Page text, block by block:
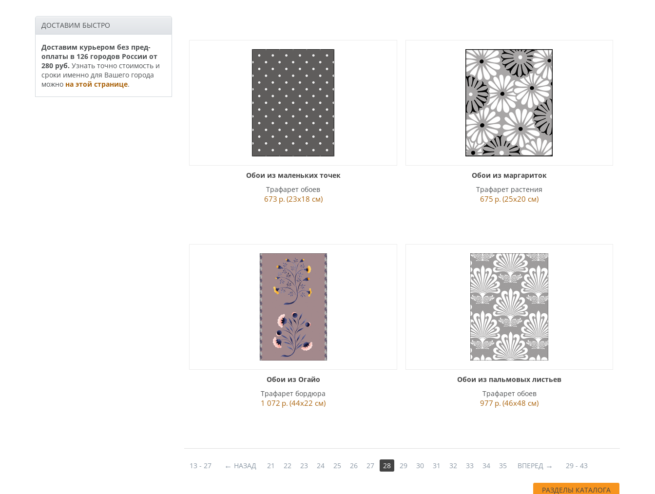
ДОСТАВИМ БЫСТРО
Доставим курьером без пред­
опла­ты в 126 горо­дов России от
280 руб. Узнать точно стои­­мость и
сроки именно для Вашего города
можно на этой странице.
Обои из маленьких точек
Трафарет обоев
673 р. (23x18 см)
Обои из маргариток
Трафарет растения
675 р. (25x20 см)
Обои из Огайо
Трафарет бордюра
1 072 р. (44x22 см)
Обои из пальмовых листьев
Трафарет обоев
977 р. (46x48 см)
13 - 27 НАЗАД 21 22 23 24 25 26 27 28 29 30 31 32 33 34 35 ВПЕРЕД 29 - 43
РАЗДЕЛЫ КАТАЛОГА